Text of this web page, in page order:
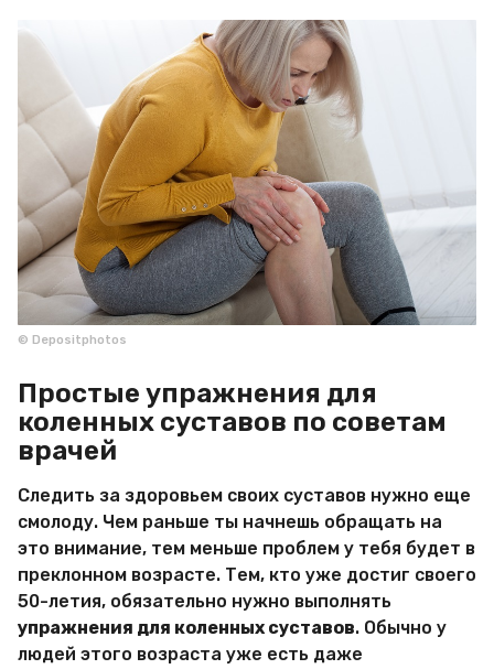
© Depositphotos
Простые упражнения для
коленных суставов по советам
врачей
Следить за здоровьем своих суставов нужно еще
смолоду. Чем раньше ты начнешь обращать на
это внимание, тем меньше проблем у тебя будет в
преклонном возрасте. Тем, кто уже достиг своего
50-летия, обязательно нужно выполнять
упражнения для коленных суставов. Обычно у
людей этого возраста уже есть даже